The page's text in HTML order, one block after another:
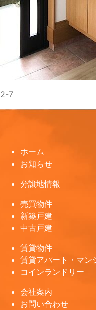
2-7
ホーム
お知らせ
分譲地情報
売買物件
新築戸建
中古戸建
賃貸物件
賃貸アパート・マン
コインランドリー
会社案内
お問い合わせ